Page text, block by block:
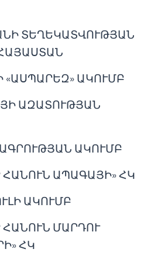
ՏԵՂԵԿԱՏՎՈՒԹՅԱՆ
«ԱՍՊԱՐԵԶ» ԱԿՈՒՄԲ
ԱԶԱՏՈՒԹՅԱՆ
ԱԿՈՒՄԲ
ՀԱՆՈՒՆ ԱՊԱԳԱՅԻ» ՀԿ
ԱԿՈՒՄԲ
ՀԱՆՈՒՆ ՄԱՐԴՈՒ
ՀԿ